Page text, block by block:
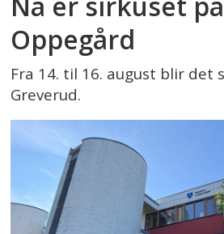
Oppegård
Fra 14. til 16. august blir det
Greverud.